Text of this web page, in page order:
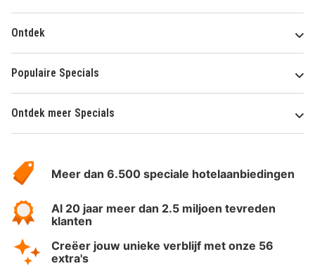
Ontdek
Populaire Specials
Ontdek meer Specials
HotelSpecials
Meer dan 6.500 speciale hotelaanbiedingen
Al 20 jaar meer dan 2.5 miljoen tevreden
klanten
Creëer jouw unieke verblijf met onze 56
extra's